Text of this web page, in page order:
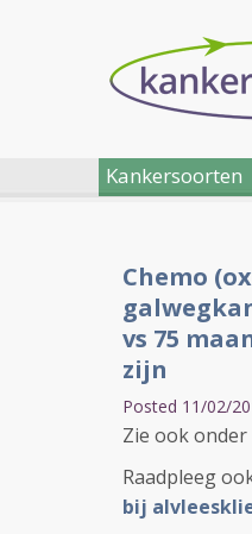
Kankersoorten
Chemo
vs 75
zijn
Posted 11/02/
Zie ook onder
Raadpleeg
bij